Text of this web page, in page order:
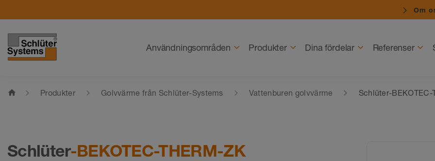
Om
Användningsområden Produkter Dina fördelar Referenser
home Produkter Golvvärme från Schlüter-Systems Vattenburen golvvärme Schlüter-BEKOTEC-
Schlüter-BEKOTEC-THERM-ZK